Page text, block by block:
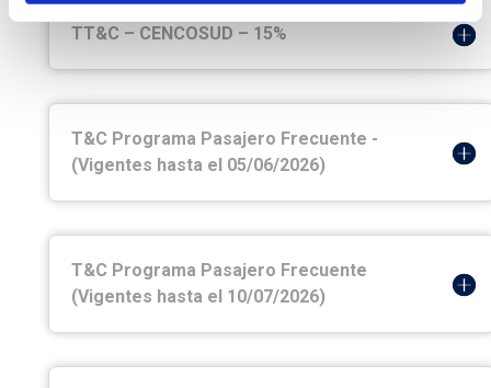
TT&C – CENCOSUD – 15%
T&C Programa Pasajero Frecuente -
(Vigentes hasta el 05/06/2026)
T&C Programa Pasajero Frecuente
(Vigentes hasta el 10/07/2026)